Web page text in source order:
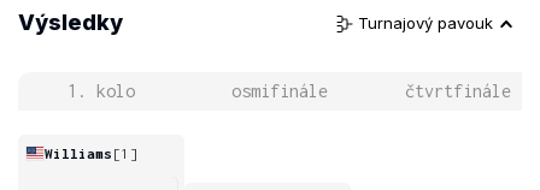
Výsledky Turnajový pavouk
1. kolo osmifinále čtvrtfinále
Williams [1]